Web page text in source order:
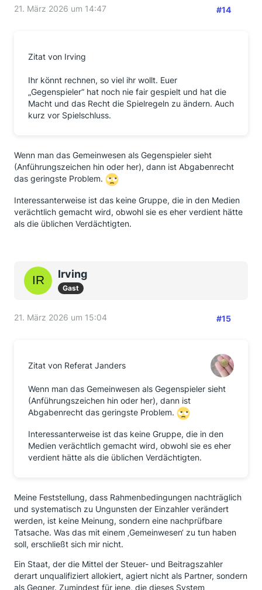
21. März 2026 um 14:47 #14
Zitat von Irving
Ihr könnt rechnen, so viel ihr wollt. Euer
„Gegenspieler“ hat noch nie fair gespielt und hat die
Macht und das Recht die Spielregeln zu ändern. Auch
kurz vor Spielschluss.
Wenn man das Gemeinwesen als Gegenspieler sieht
(Anführungszeichen hin oder her), dann ist Abgabenrecht
das geringste Problem.
Interessanterweise ist das keine Gruppe, die in den Medien
verächtlich gemacht wird, obwohl sie es eher verdient hätte
als die üblichen Verdächtigten.
Irving
Gast
21. März 2026 um 15:04 #15
Zitat von Referat Janders
Wenn man das Gemeinwesen als Gegenspieler sieht
(Anführungszeichen hin oder her), dann ist
Abgabenrecht das geringste Problem.
Interessanterweise ist das keine Gruppe, die in den
Medien verächtlich gemacht wird, obwohl sie es eher
verdient hätte als die üblichen Verdächtigten.
Meine Feststellung, dass Rahmenbedingungen nachträglich
und systematisch zu Ungunsten der Einzahler verändert
werden, ist keine Meinung, sondern eine nachprüfbare
Tatsache. Was das mit einem ‚Gemeinwesen‘ zu tun haben
soll, erschließt sich mir nicht.
Ein Staat, der die Mittel der Steuer- und Beitragszahler
derart unqualifiziert allokiert, agiert nicht als Partner, sondern
als Gegner. Zumindest für jene, die dieses System